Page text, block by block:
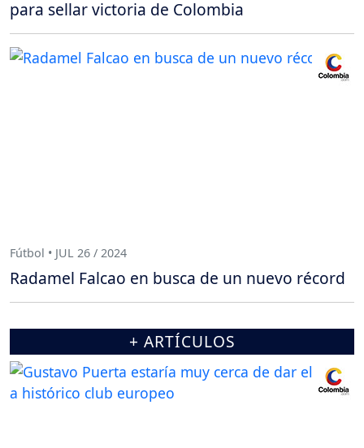
para sellar victoria de Colombia
Fútbol • JUL 26 / 2024
Radamel Falcao en busca de un nuevo récord
+ ARTÍCULOS